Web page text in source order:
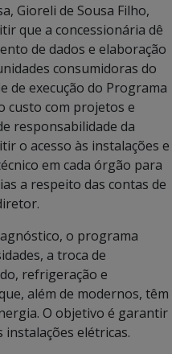
Gioreli de Sousa Filho,
que a concessionária dê
de dados e elaboração
consumidoras do
de execução do Programa
custo com projetos e
responsabilidade da
o acesso às instalações e
em cada órgão para
a respeito das contas de
o programa
a troca de
refrigeração e
além de modernos, têm
O objetivo é garantir
instalações elétricas.